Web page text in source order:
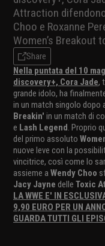
Attraction
Choo e Roxanne
Women’s Breakout
Share
Nella puntata del 10
discovery+, Cora Jade,
grande idolo, ha
in un match singolo
Breakin' in un match di
e Lash Legend. Proprio
del primo assoluto
nuove leve con la
vincitrice, così come lo
assieme a Wendy Choo
Jacy Jayne delle Toxic
LA WWE E' IN
9,90 EURO PER UN
GUARDA TUTTI GLI